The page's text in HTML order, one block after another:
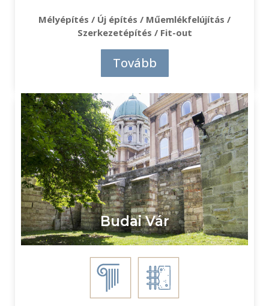
Mélyépítés / Új építés / Műemlékfelújítás /
Szerkezetépítés / Fit-out
Tovább
Budai Vár